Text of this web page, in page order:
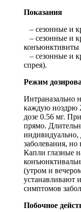
Показания
– сезонные и
– сезонные и
конъюнктивиты
– сезонные и
спрея).
Режим
Интраназально
каждую ноздрю 2
дозе 0.56 мг.
прямо.
заболевания, но
Капли глазные
(утром и
устанавливают
симптомов
Побочное